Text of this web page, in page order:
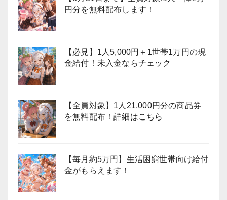
円分を無料配布します！
【必見】1人5,000円＋1世帯1万円の現
金給付！未入金ならチェック
【全員対象】1人21,000円分の商品券
を無料配布！詳細はこちら
【毎月約5万円】生活困窮世帯向け給付
金がもらえます！